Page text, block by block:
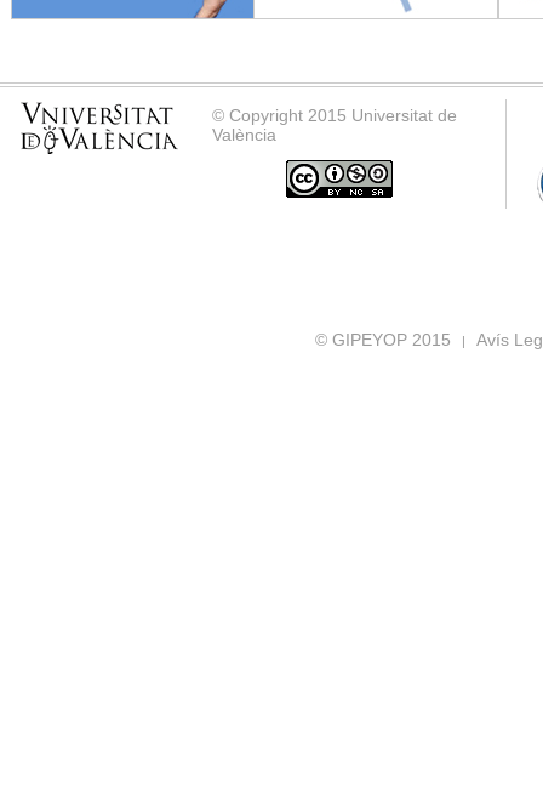
© Copyright 2015 Universitat de
València
© GIPEYOP 2015 | Avís